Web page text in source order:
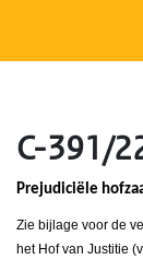
C-391/
Prejudiciële
Zie bijlage voor de
het Hof van Justitie